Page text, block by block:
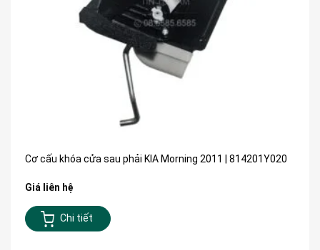
Cơ cấu khóa cửa sau phải KIA Morning 2011 | 814201Y020
Giá liên hệ
Chi tiết